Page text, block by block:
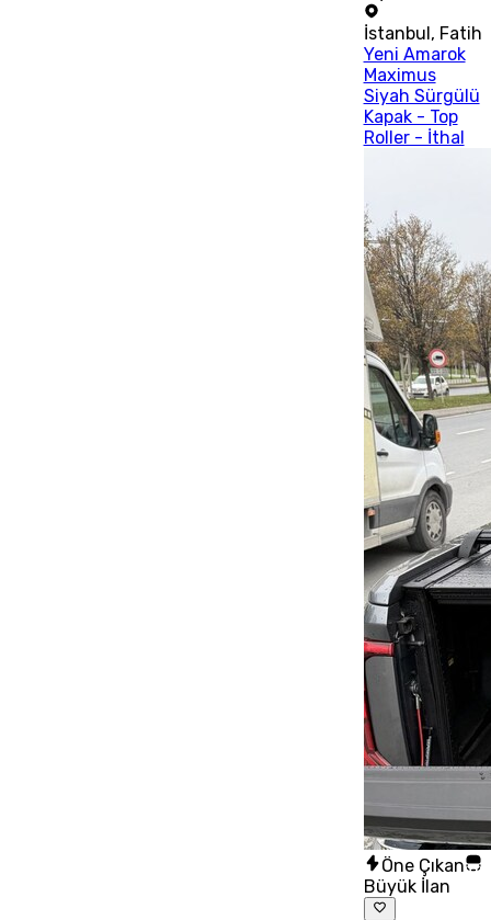
İstanbul, Fatih
Yeni Amarok
Maximus
Siyah Sürgülü
Kapak - Top
Roller - İthal
Öne Çıkan
Büyük İlan